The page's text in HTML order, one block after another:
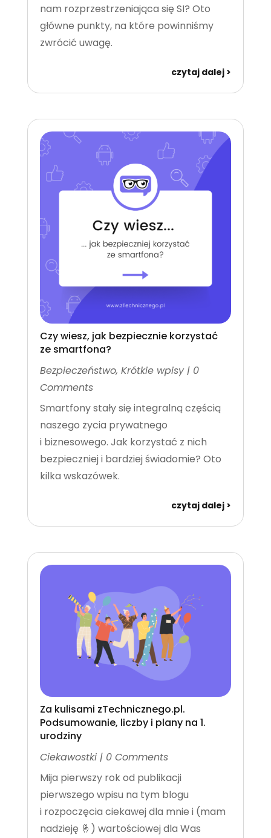
nam rozprzestrzeniająca się SI? Oto
główne punkty, na które powinniśmy
zwrócić uwagę.
czytaj dalej
Czy wiesz, jak bezpiecznie korzystać
ze smartfona?
Bezpieczeństwo, Krótkie wpisy| 0
Comments
Smartfony stały się integralną częścią
naszego życia prywatnego
i biznesowego. Jak korzystać z nich
bezpieczniej i bardziej świadomie? Oto
kilka wskazówek.
czytaj dalej
Za kulisami zTechnicznego.pl.
Podsumowanie, liczby i plany na 1.
urodziny
Ciekawostki| 0 Comments
Mija pierwszy rok od publikacji
pierwszego wpisu na tym blogu
i rozpoczęcia ciekawej dla mnie i (mam
nadzieję 🤞) wartościowej dla Was